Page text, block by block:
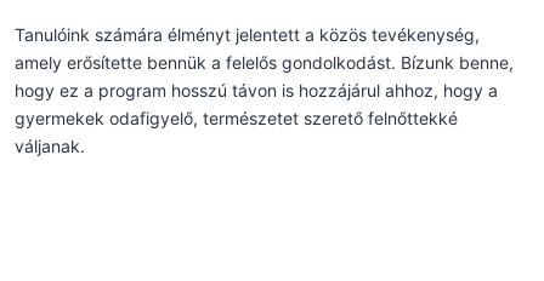
Tanulóink számára élményt jelentett a közös tevékenység,
amely erősítette bennük a felelős gondolkodást. Bízunk benne,
hogy ez a program hosszú távon is hozzájárul ahhoz, hogy a
gyermekek odafigyelő, természetet szerető felnőttekké
váljanak.